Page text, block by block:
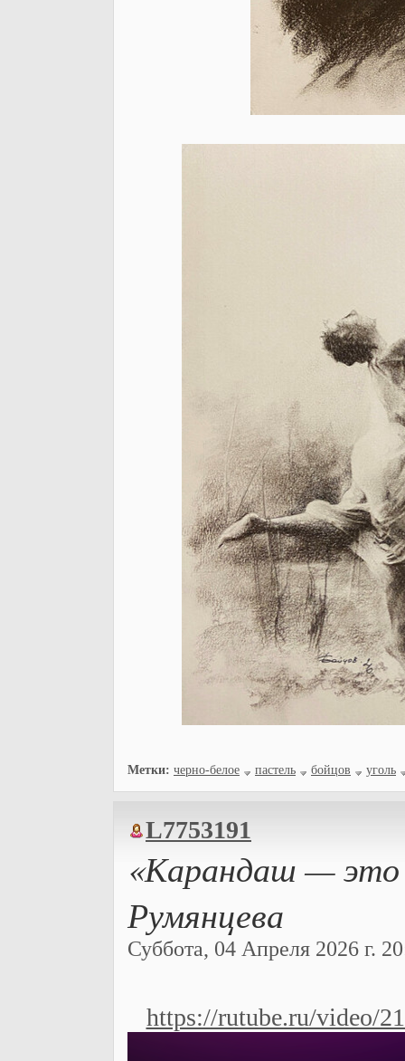
Метки: черно-белое пастель бойцов уголь
L7753191
«Карандаш — это
Румянцева
Суббота, 04 Апреля 2026 г.
https://rutube.ru/video/